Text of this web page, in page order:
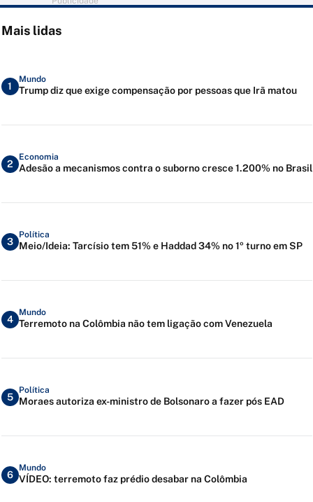
Mais lidas
1
Mundo
Trump diz que exige compensação por pessoas que Irã matou
2
Economia
Adesão a mecanismos contra o suborno cresce 1.200% no Brasil
3
Política
Meio/Ideia: Tarcísio tem 51% e Haddad 34% no 1º turno em SP
4
Mundo
Terremoto na Colômbia não tem ligação com Venezuela
5
Política
Moraes autoriza ex-ministro de Bolsonaro a fazer pós EAD
6
Mundo
VÍDEO: terremoto faz prédio desabar na Colômbia